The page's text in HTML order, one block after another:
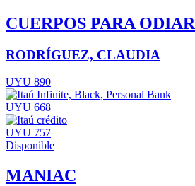
CUERPOS PARA ODIAR
RODRÍGUEZ, CLAUDIA
UYU 890
UYU 668
UYU 757
Disponible
MANIAC